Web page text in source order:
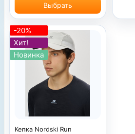
Выбрать
-20%
Хит!
Новинка
Кепка Nordski Run